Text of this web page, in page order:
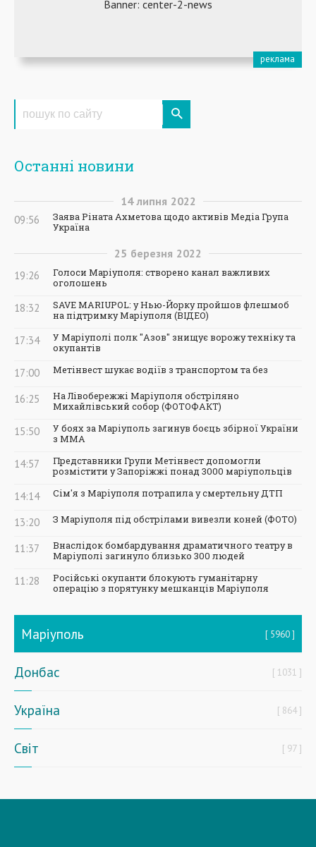
Останні новини
14 липня 2022
09:56
Заява Ріната Ахметова щодо активів Медіа Група
Україна
25 березня 2022
19:26
Голоси Маріуполя: створено канал важливих
оголошень
18:32
SAVE MARIUPOL: у Нью-Йорку пройшов флешмоб
на підтримку Маріуполя (ВІДЕО)
17:34
У Маріуполі полк "Азов" знищує ворожу техніку та
окупантів
17:00 Метінвест шукає водіїв з транспортом та без
16:25
На Лівобережжі Маріуполя обстріляно
Михайлівський собор (ФОТОФАКТ)
15:50
У боях за Маріуполь загинув боєць збірної України
з ММА
14:57
Представники Групи Метінвест допомогли
розмістити у Запоріжжі понад 3000 маріупольців
14:14 Сім'я з Маріуполя потрапила у смертельну ДТП
13:20 З Маріуполя під обстрілами вивезли коней (ФОТО)
11:37
Внаслідок бомбардування драматичного театру в
Маріуполі загинуло близько 300 людей
11:28
Російські окупанти блокують гуманітарну
операцію з порятунку мешканців Маріуполя
Маріуполь 5960
Донбас 1031
Україна 864
Світ 97